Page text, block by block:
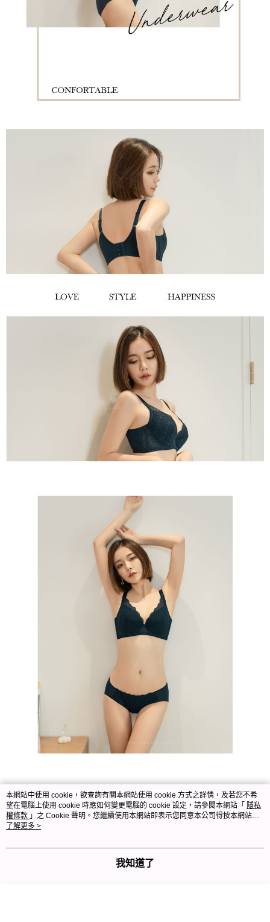
本網站中使用 cookie，欲查詢有關本網站使用 cookie 方式之詳情，及若您不希
望在電腦上使用 cookie 時應如何變更電腦的 cookie 設定，請參閱本網站「 隱私
權條款 」之 Cookie 聲明。您繼續使用本網站即表示您同意本公司得按本網站使
用條款之 Cookie 聲明使用 cookie。
了解更多 >
我知道了